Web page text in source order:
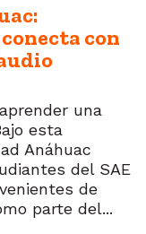
con
una
esta
Anáhuac
del SAE
de
parte del...